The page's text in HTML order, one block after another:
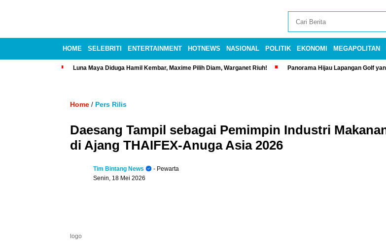
HOME SELEBRITI ENTERTAINMENT HOTNEWS NASIONAL POLITIK EKONOMI MEGAPOLITAN
Luna Maya Diduga Hamil Kembar, Maxime Pilih Diam, Warganet Riuh! Panorama Hijau Lapangan Golf
Home / Pers Rilis
Daesang Tampil sebagai Pemimpin Industri
di Ajang THAIFEX-Anuga Asia 2026
Tim Bintang News
- Pewarta
Senin, 18 Mei 2026
logo